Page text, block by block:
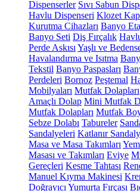
Dispenserler Sıvı Sabun
Havlu Dispenseri Klozet
Kurutma Cihazları Banyo
Banyo Seti Diş Fırçalık
Perde Askısı Yaşlı ve
Havalandırma ve Isıtma
Tekstil Banyo Paspasları
Perdeleri Bornoz Peştemal
Mobilyaları Mutfak Dolapları
Amaçlı Dolap Mini Mutfak
Mutfak Dolapları Mutfak
Sebze Dolabı Tabureler
Sandalyeleri Katlanır
Masa ve Masa Takımları
Masası ve Takımları Eviye
Gereçleri Kesme Tahtası
Manuel Kıyma Makinesi
Doğrayıcı Yumurta Fırçası